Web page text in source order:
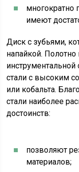
многократно
имеют
Диск с зубьями,
напайкой. Полотно
инструментальной
стали с высоким
или кобальта.
стали наиболее
достоинств:
позволяют
материалов;